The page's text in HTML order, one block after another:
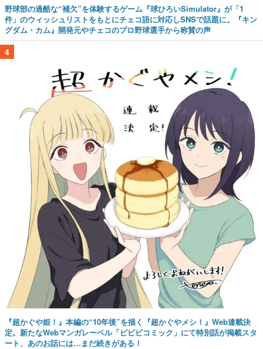
野球部の過酷な“補欠”を体験するゲーム『球ひろいSimulator』が「1
件」のウィッシュリストをもとにチェコ語に対応しSNSで話題に。『キン
グダム・カム』開発元やチェコのプロ野球選手から称賛の声
4
『超かぐや姫！』本編の“10年後”を描く『超かぐやメシ！』Web連載決
定。新たなWebマンガレーベル「ビビビコミック」にて特別話が掲載スタ
ート、あのお話には…まだ続きがある！